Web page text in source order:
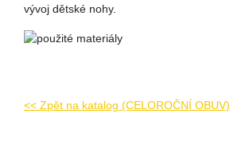
vývoj dětské nohy.
<< Zpět na katalog (CELOROČNÍ OBUV)